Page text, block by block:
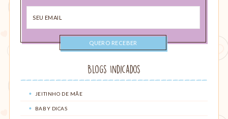
email
Blogs Indicados
JEITINHO DE MÃE
BABY DICAS